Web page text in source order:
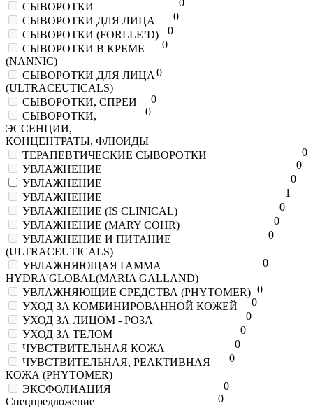
0
СЫВОРОТКИ
0
СЫВОРОТКИ ДЛЯ ЛИЦА
0
СЫВОРОТКИ (FORLLE’D)
0
СЫВОРОТКИ В КРЕМЕ
(NANNIC)
0
СЫВОРОТКИ ДЛЯ ЛИЦА
(ULTRACEUTICALS)
0
СЫВОРОТКИ, СПРЕИ
0
СЫВОРОТКИ,
ЭССЕНЦИИ,
КОНЦЕНТРАТЫ, ФЛЮИДЫ
0
ТЕРАПЕВТИЧЕСКИЕ СЫВОРОТКИ
0
УВЛАЖНЕНИЕ
0
УВЛАЖНЕНИЕ
1
УВЛАЖНЕНИЕ
0
УВЛАЖНЕНИЕ (IS CLINICAL)
0
УВЛАЖНЕНИЕ (MARY COHR)
0
УВЛАЖНЕНИЕ И ПИТАНИЕ
(ULTRACEUTICALS)
0
УВЛАЖНЯЮЩАЯ ГАММА
HYDRA'GLOBAL(MARIA GALLAND)
0
УВЛАЖНЯЮЩИЕ СРЕДСТВА (PHYTOMER)
0
УХОД ЗА КОМБИНИРОВАННОЙ КОЖЕЙ
0
УХОД ЗА ЛИЦОМ - РОЗА
0
УХОД ЗА ТЕЛОМ
0
ЧУВСТВИТЕЛЬНАЯ КОЖА
0
ЧУВСТВИТЕЛЬНАЯ, РЕАКТИВНАЯ
КОЖА (PHYTOMER)
0
ЭКСФОЛИАЦИЯ
0
Спецпредложение